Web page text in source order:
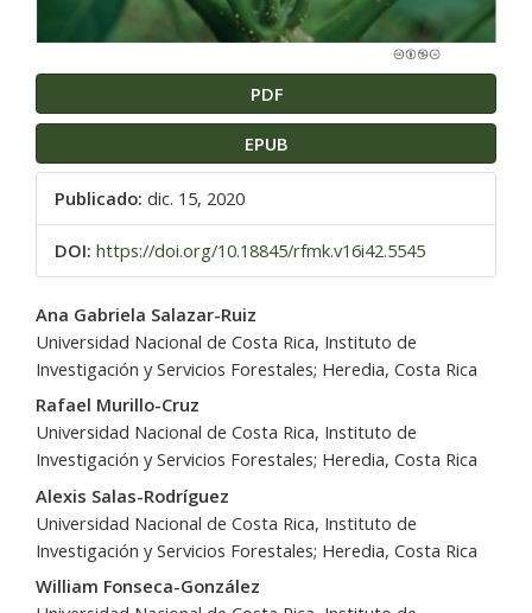
PDF
EPUB
Publicado: dic. 15, 2020
DOI: https://doi.org/10.18845/rfmk.v16i42.5545
Contenido
principal
del
artículo
Ana Gabriela Salazar-Ruiz
Universidad Nacional de Costa Rica, Instituto de
Investigación y Servicios Forestales; Heredia, Costa Rica
Rafael Murillo-Cruz
Universidad Nacional de Costa Rica, Instituto de
Investigación y Servicios Forestales; Heredia, Costa Rica
Alexis Salas-Rodríguez
Universidad Nacional de Costa Rica, Instituto de
Investigación y Servicios Forestales; Heredia, Costa Rica
William Fonseca-González